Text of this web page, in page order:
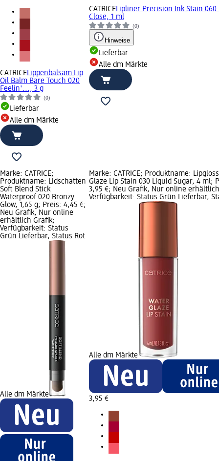
CATRICELippenbalsam Lip
Oil Balm Bare Touch 020
Feelin'..., 3 g
(0)
Lieferbar
Alle dm Märkte
CATRICELipliner Precision Ink Stain 060
Close, 1 ml
(0)
Hinweise
Lieferbar
Alle dm Märkte
Marke: CATRICE;
Produktname: Lidschatten
Soft Blend Stick
Waterproof 020 Bronzy
Glow, 1,65 g; Preis: 4,45 €;
Neu Grafik, Nur online
erhältlich Grafik;
Verfügbarkeit: Status
Grün Lieferbar, Status Rot
Alle dm Märkte
Marke: CATRICE; Produktname:
Glaze Lip Stain 030 Liquid Sugar, 4 ml;
3,95 €; Neu Grafik, Nur online
Verfügbarkeit: Status Grün Lieferbar,
Alle dm Märkte
3,95 €